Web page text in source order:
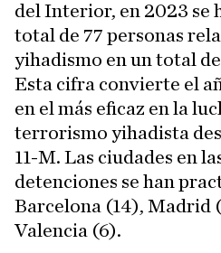
del Interior, en 2023 se
total de 77 personas
yihadismo en un total
Esta cifra convierte el
en el más eficaz en la
terrorismo yihadista
11-M. Las ciudades en
detenciones se han
Barcelona (14), Madrid
Valencia (6).